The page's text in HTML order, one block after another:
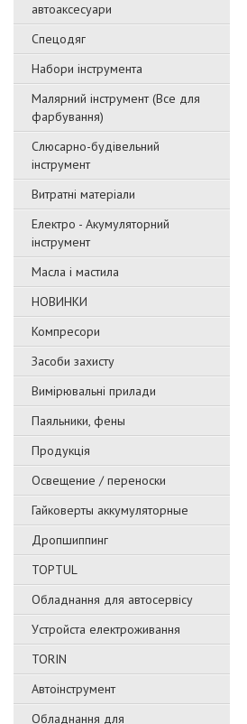
автоаксесуари
Спецодяг
Набори інструмента
Малярний інструмент (Все для
фарбування)
Слюсарно-будівельний
інструмент
Витратні матеріали
Електро - Акумуляторний
інструмент
Масла і мастила
НОВИНКИ
Компресори
Засоби захисту
Вимірювальні прилади
Паяльники, фены
Продукція
Освещение / переноски
Гайковерты аккумуляторные
Дропшиппинг
TOPTUL
Обладнання для автосервісу
Уcтpoйстa елeктpoживання
TORIN
Автоінструмент
Обладнання для